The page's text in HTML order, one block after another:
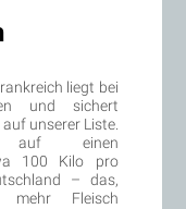
liegt bei
und sichert
unserer Liste.
auf einen
100 Kilo pro
– das,
mehr Fleisch